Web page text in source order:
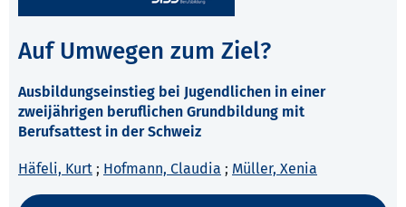
Auf Umwegen zum Ziel?
Ausbildungseinstieg bei Jugendlichen in einer
zweijährigen beruflichen Grundbildung mit
Berufsattest in der Schweiz
Häfeli, Kurt ; Hofmann, Claudia ; Müller, Xenia